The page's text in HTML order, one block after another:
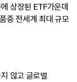
상장된 ETF가운데
중 전세계 최대 규모
않고 글로벌